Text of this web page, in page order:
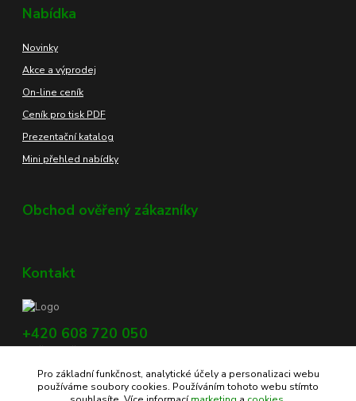
Nabídka
Novinky
Akce a výprodej
On-line ceník
Ceník pro tisk PDF
Prezentační katalog
Mini přehled nabídky
Obchod ověřený zákazníky
Kontakt
+420 608 720 050
Využijte náš chat, vpravo dole na obrazovce.
info@profikoreni.cz
Pro základní funkčnost, analytické účely a personalizaci webu
používáme soubory cookies. Používáním tohoto webu stímto